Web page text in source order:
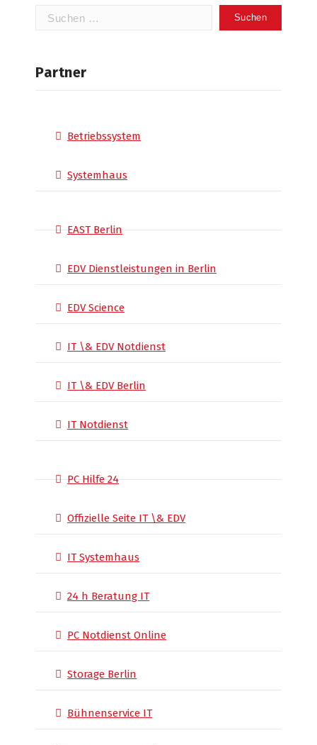
Suchen
Partner
Betriebssystem
Systemhaus
EAST Berlin
EDV Dienstleistungen in Berlin
EDV Science
IT \& EDV Notdienst
IT \& EDV Berlin
IT Notdienst
PC Hilfe 24
Offizielle Seite IT \& EDV
IT Systemhaus
24 h Beratung IT
PC Notdienst Online
Storage Berlin
Bühnenservice IT